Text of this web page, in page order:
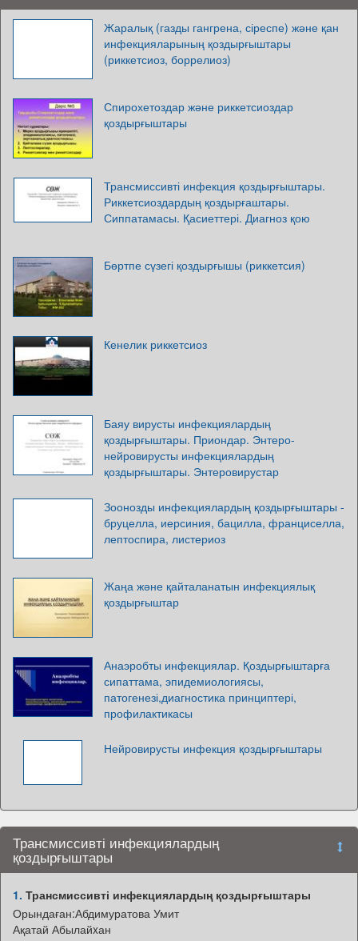
Жаралық (газды гангрена, сіреспе) және қан
инфекцияларының қоздырғыштары
(риккетсиоз, боррелиоз)
Спирохетоздар және риккетсиоздар
қоздырғыштары
Трансмиссивті инфекция қоздырғыштары.
Риккетсиоздардың қоздырғаштары.
Сиппатамасы. Қасиеттері. Диагноз қою
Бөртпе сүзегі қоздырғышы (риккетсия)
Кенелик риккетсиоз
Баяу вирусты инфекциялардың
қоздырғыштары. Приондар. Энтеро-
нейровирусты инфекциялардың
қоздырғыштары. Энтеровирустар
Зоонозды инфекциялардың қоздырғыштары -
бруцелла, иерсиния, бацилла, франциселла,
лептоспира, листериоз
Жаңа және қайталанатын инфекциялық
қоздырғыштар
Анаэробты инфекциялар. Қоздырғыштарға
сипаттама, эпидемиологиясы,
патогенезі,диагностика принциптері,
профилактикасы
Нейровирусты инфекция қоздырғыштары
Трансмиссивті инфекциялардың
қоздырғыштары
1. Трансмиссивті инфекциялардың қоздырғыштары
Орындаған:Абдимуратова Умит
Ақатай Абылайxан